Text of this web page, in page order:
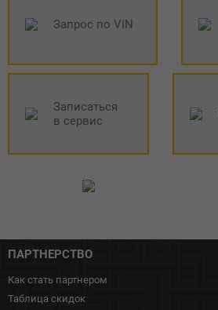
Запрос по VIN
Записаться
в сервис
ПАРТНЕРСТВО
Как стать партнером
Таблица скидок